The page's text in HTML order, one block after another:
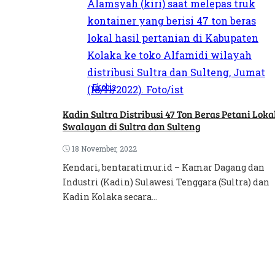
Ekobis
Kadin Sultra Distribusi 47 Ton Beras Petani
Swalayan di Sultra dan Sulteng
18 November, 2022
Kendari, bentaratimur.id – Kamar Dagang dan
Industri (Kadin) Sulawesi Tenggara (Sultra) dan
Kadin Kolaka secara...